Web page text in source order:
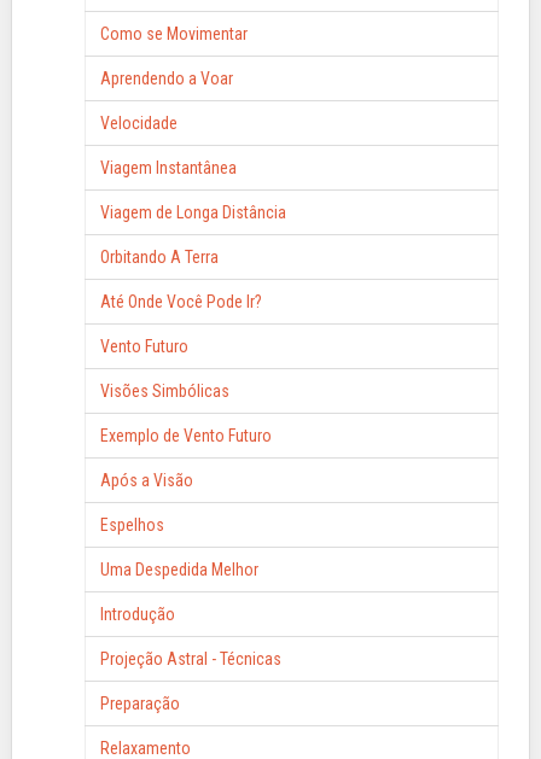
Como se Movimentar
Aprendendo a Voar
Velocidade
Viagem Instantânea
Viagem de Longa Distância
Orbitando A Terra
Até Onde Você Pode Ir?
Vento Futuro
Visões Simbólicas
Exemplo de Vento Futuro
Após a Visão
Espelhos
Uma Despedida Melhor
Introdução
Projeção Astral - Técnicas
Preparação
Relaxamento